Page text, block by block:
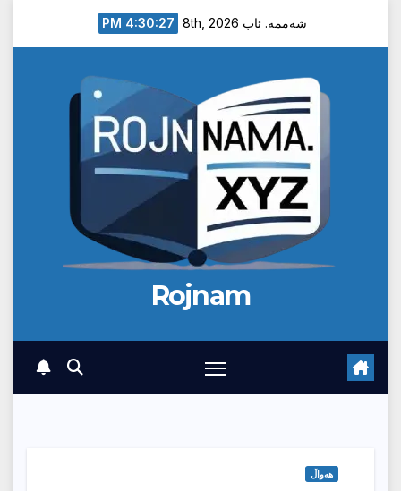
شەممە. ئاب 8th, 2026 4:30:28 PM
Rojnam
هەواڵ